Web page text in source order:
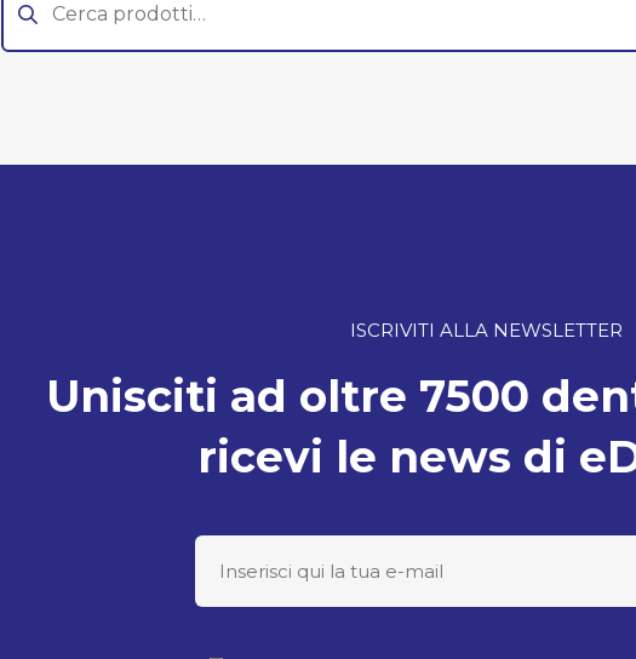
ISCRIVITI ALLA NEWSLETTER
Unisciti ad oltre 7500
ricevi le news di